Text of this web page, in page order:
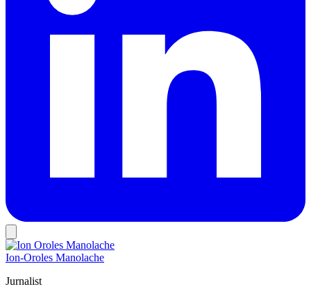
Ion-Oroles Manolache
Jurnalist